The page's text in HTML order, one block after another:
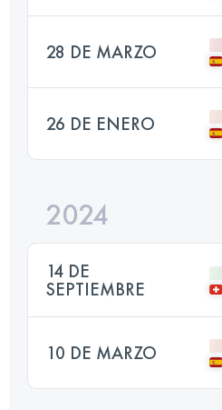
28 DE MARZO
26 DE ENERO
2024
14 DE
SEPTIEMBRE
10 DE MARZO